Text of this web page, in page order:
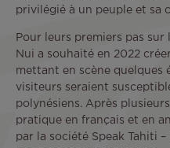
privilégié à un peuple et sa
Pour leurs premiers pas sur
Nui a souhaité en 2022
mettant en scène quelques
visiteurs seraient
polynésiens. Après
pratique en français et en
par la société Speak Tahiti